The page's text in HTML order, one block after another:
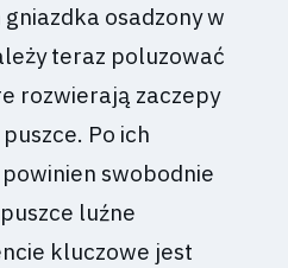
osadzony w
teraz poluzować
rozwierają zaczepy
Po ich
swobodnie
luźne
kluczowe jest